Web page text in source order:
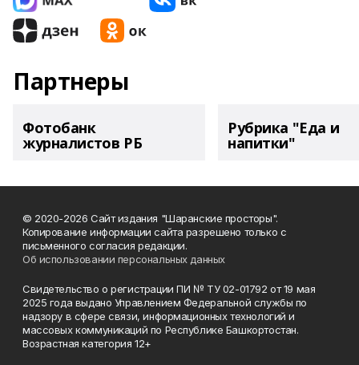
Партнеры
Фотобанк
журналистов РБ
Рубрика "Еда и
напитки"
© 2020-2026 Сайт издания "Шаранские просторы".
Копирование информации сайта разрешено только с
письменного согласия редакции.
Об использовании персональных данных
Свидетельство о регистрации ПИ № ТУ 02-01792 от 19 мая
2025 года выдано Управлением Федеральной службы по
надзору в сфере связи, информационных технологий и
массовых коммуникаций по Республике Башкортостан.
Возрастная категория 12+